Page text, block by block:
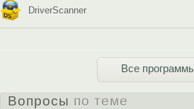
DriverScanner
Все
Вопросы по теме